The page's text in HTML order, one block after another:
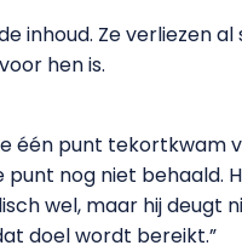
inhoud. Ze verliezen
hen is.
één punt tekortkwam
nog niet behaald.
wel, maar hij deugt
doel wordt bereikt.”